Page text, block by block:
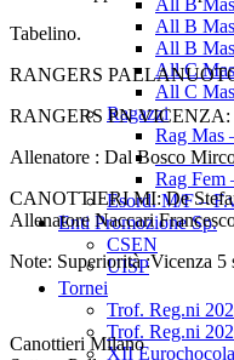
All B
All B
All B
All C
All C
Ragazzi
Rag Mas
Rag Fem
Esord. M/F –
Enti Promozione Sp.
CSEN
UISP
Tornei
Trof. Reg.ni
Trof. Reg.ni
XII
Tabelino.
RANGERS
RANGERS PN VICENZA:
Allenatore : Dal Bosco
CANOTTIERI MI: De
Allenatore Naccari
Note: Superiorità :Vicenza
Canottieri Milano